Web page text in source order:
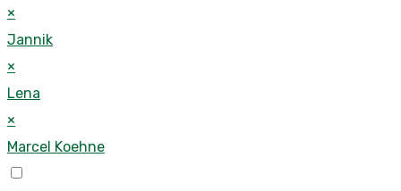
×
Jannik
×
Lena
×
Marcel Koehne